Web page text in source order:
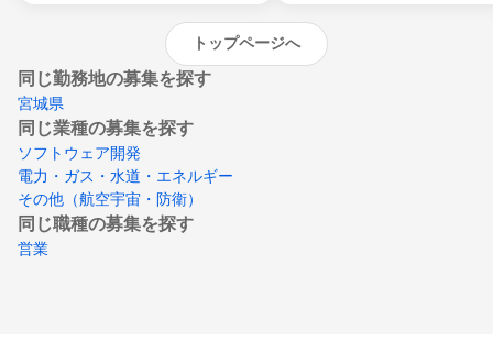
トップページへ
同じ勤務地の募集を探す
宮城県
同じ業種の募集を探す
ソフトウェア開発
電力・ガス・水道・エネルギー
その他（航空宇宙・防衛）
同じ職種の募集を探す
営業